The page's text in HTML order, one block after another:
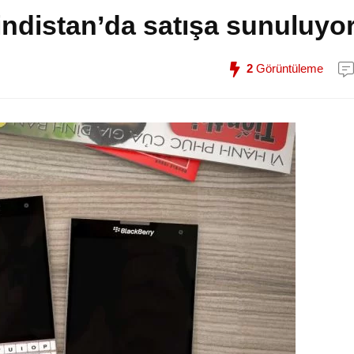
satışa
2 Görüntüleme